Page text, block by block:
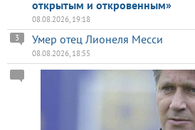
открытым и откровенным»
08.08.2026, 19:18
Умер отец Лионеля Месси
3
08.08.2026, 18:55